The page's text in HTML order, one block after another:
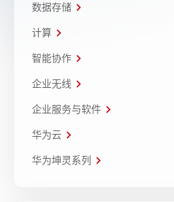
数据存储
计算
智能协作
企业无线
企业服务与软件
华为云
华为坤灵系列